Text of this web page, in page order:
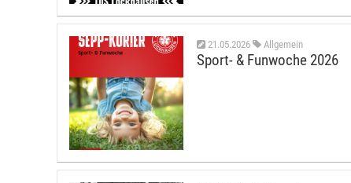
21.05.2026 Allgemein
Sport- & Funwoche 2026